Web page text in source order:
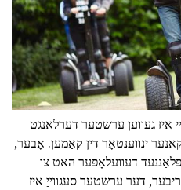
איז געווען ערשטער דערלאנגט
אין 1991, אמעריקאנער ינווענטאָר דין קאַמען. אָבער,
פּלאַננעד דעוועלאָפּער האט צו
פיל ווי 10 יאר. דעריבער, דער ערשטער סעגווייַ איז